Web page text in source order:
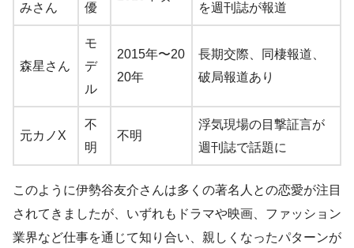
みさん
優
を週刊誌が報道
森星さん
モ
デ
ル
2015年〜20
20年
長期交際、同棲報道、
破局報道あり
元カノX
不
明
不明
浮気現場の目撃証言が
週刊誌で話題に
このように伊勢谷友介さんは多くの著名人との恋愛が注目
されてきましたが、いずれもドラマや映画、ファッション
業界など仕事を通じて知り合い、親しくなったパターンが